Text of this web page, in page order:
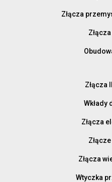
Złącza
Złącza
Wkłady
Złącza
Złącza
Wtyczka